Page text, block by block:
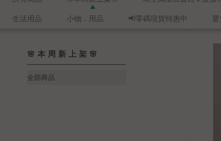
生活用品 小物．用品 📢零碼現貨特惠中
🌸本周新上架🌸
全部商品